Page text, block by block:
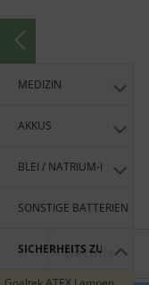
MEDIZIN
AKKUS
BLEI / NATRIUM-IONEN
SONSTIGE BATTERIEN
SICHERHEITS ZUBEHÖR
Details